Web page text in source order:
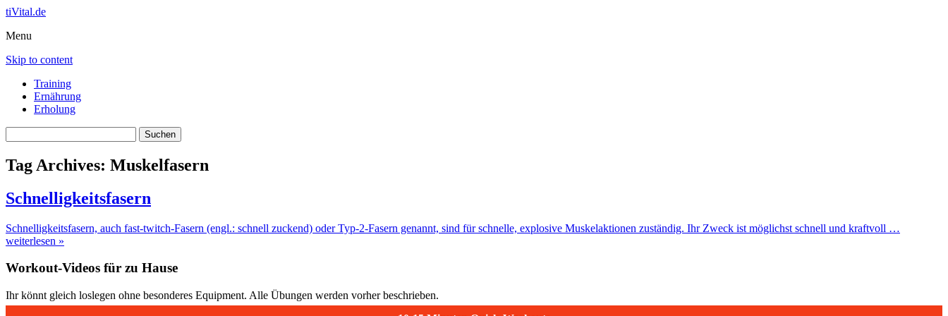
tiVital.de
Menu
Skip to content
Training
Ernährung
Erholung
nach:
Tag Archives: Muskelfasern
Schnelligkeitsfasern
Schnelligkeitsfasern, auch fast-twitch-Fasern (engl.: schnell zuckend) oder Typ-2-Fasern genannt, sind für schnelle, explosive Muskelaktionen zuständig. Ihr Zweck ist möglichst schnell und kraftvoll …
weiterlesen »
Workout-Videos für zu Hause
Ihr könnt gleich loslegen ohne besonderes Equipment. Alle Übungen werden vorher beschrieben.